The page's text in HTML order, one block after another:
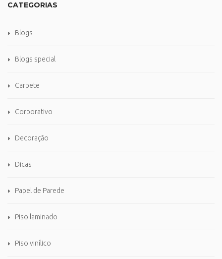
CATEGORIAS
Blogs
Blogs special
Carpete
Corporativo
Decoração
Dicas
Papel de Parede
Piso laminado
Piso vinílico